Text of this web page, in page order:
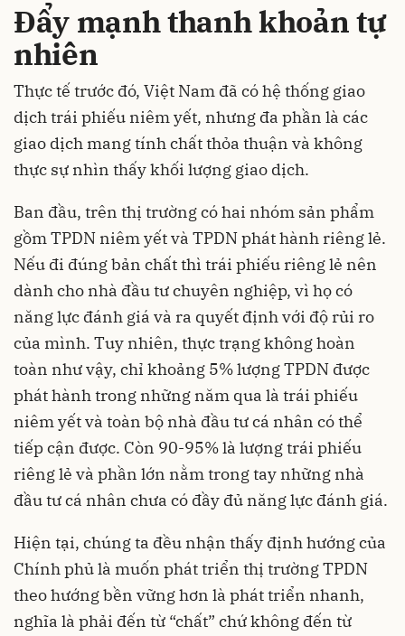
Đẩy mạnh thanh khoản tự
nhiên
Thực tế trước đó, Việt Nam đã có hệ thống giao
dịch trái phiếu niêm yết, nhưng đa phần là các
giao dịch mang tính chất thỏa thuận và không
thực sự nhìn thấy khối lượng giao dịch.
Ban đầu, trên thị trường có hai nhóm sản phẩm
gồm TPDN niêm yết và TPDN phát hành riêng lẻ.
Nếu đi đúng bản chất thì trái phiếu riêng lẻ nên
dành cho nhà đầu tư chuyên nghiệp, vì họ có
năng lực đánh giá và ra quyết định với độ rủi ro
của mình. Tuy nhiên, thực trạng không hoàn
toàn như vậy, chỉ khoảng 5% lượng TPDN được
phát hành trong những năm qua là trái phiếu
niêm yết và toàn bộ nhà đầu tư cá nhân có thể
tiếp cận được. Còn 90-95% là lượng trái phiếu
riêng lẻ và phần lớn nằm trong tay những nhà
đầu tư cá nhân chưa có đầy đủ năng lực đánh giá.
Hiện tại, chúng ta đều nhận thấy định hướng của
Chính phủ là muốn phát triển thị trường TPDN
theo hướng bền vững hơn là phát triển nhanh,
nghĩa là phải đến từ “chất” chứ không đến từ